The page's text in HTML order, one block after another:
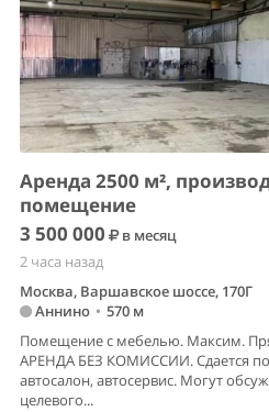
Аренда 2500 м²,
помещение
3 500 000
в месяц
2 часа назад
Москва, Варшавское шоссе, 170Г
Аннино • 570 м
Помещение с мебелью. Максим.
АРЕНДА БЕЗ КОМИССИИ. Сдается
автосалон, автосервис. Могут
целевого...